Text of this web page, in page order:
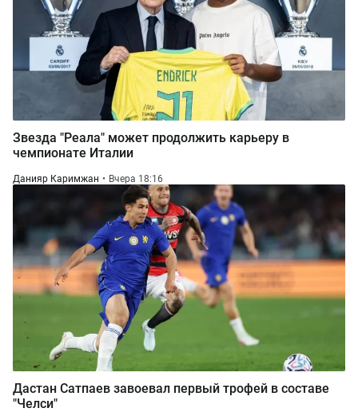
Звезда "Реала" может продолжить карьеру в
чемпионате Италии
Данияр Каримжан Вчера 18:16
Дастан Сатпаев завоевал первый трофей в составе
"Челси"